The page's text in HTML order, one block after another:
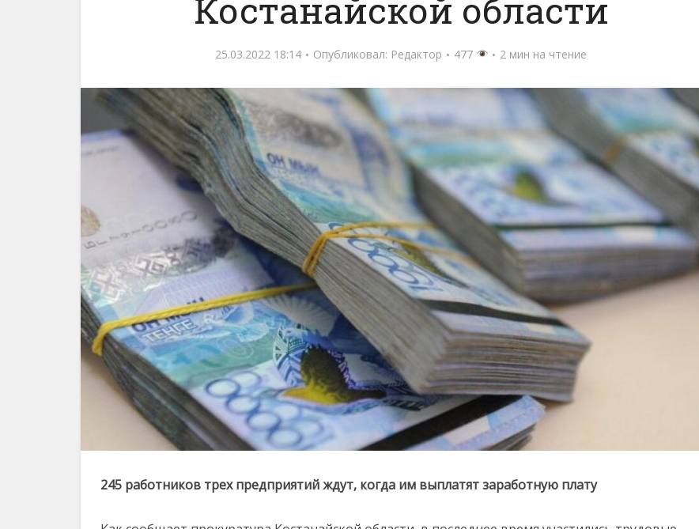
Костанайской области
25.03.2022 18:14 Опубликовал: Редактор 477 2 мин на чтение
245 работников трех предприятий ждут, когда им выплатят заработную плату